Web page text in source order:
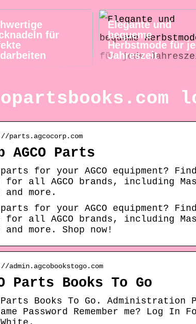
für
Elegante und
bequeme
Herbstmode für
Jahreszeit
parts.agcocorp.com
AGCO Parts
parts for your AGCO equipment?
for all AGCO brands, including
and more.
parts for your AGCO equipment?
for all AGCO brands, including
and more. Shop now!
Parts Books To Go
Parts Books To Go.
Password Remember me? Log In